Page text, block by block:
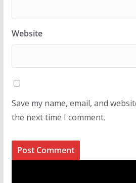
Website
Save my name, email, and
the next time I comment.